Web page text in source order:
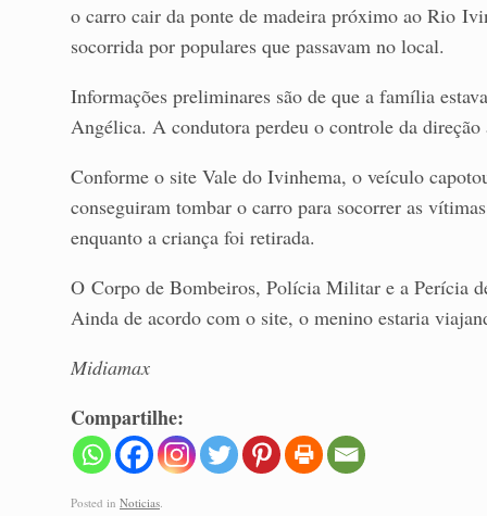
o carro cair da ponte de madeira próximo ao Rio
socorrida por populares que passavam no local.
Informações preliminares são de que a família
Angélica. A condutora perdeu o controle da
Conforme o site Vale do Ivinhema, o veículo
conseguiram tombar o carro para socorrer as
enquanto a criança foi retirada.
O Corpo de Bombeiros, Polícia Militar e a Perícia
Ainda de acordo com o site, o menino estaria
Midiamax
Compartilhe:
Posted in Noticias